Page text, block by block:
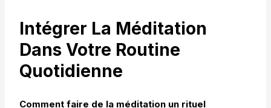
Intégrer La Méditation
Dans Votre Routine
Quotidienne
Comment faire de la méditation un rituel